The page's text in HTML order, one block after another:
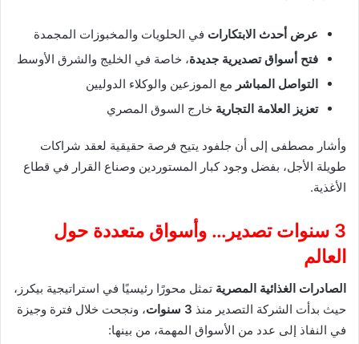
عرض أحدث الابتكارات في الحلويات والمخبوزات المجمدة
فتح أسواق تصديرية جديدة، خاصة في الخليج والشرق الأوسط
التواصل المباشر مع الموزعين والوكلاء الدوليين
تعزيز العلامة التجارية خارج السوق المصري
وأشار مصطفى إلى أن جلفود يتيح فرصة حقيقية لعقد شراكات
طويلة الأجل، بفضل وجود كبار المستوردين وصناع القرار في قطاع
الأغذية.
3 سنوات تصدير… وأسواق متعددة حول
العالم
الصادرات الغذائية المصرية تمثل محورًا رئيسيًا في استراتيجية بيكرز،
حيث بدأت الشركة التصدير منذ 3 سنوات
، ونجحت خلال فترة وجيزة
في النفاذ إلى عدد من الأسواق المهمة، من بينها: